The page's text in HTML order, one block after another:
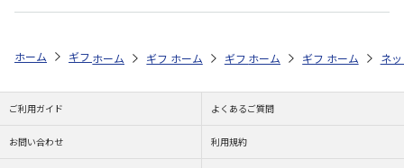
ホーム ギフトストア お中元・夏ギフト特集 2026 お菓子・スイーツ
ホーム ギフトストア お中元・夏ギフト特集 2026
ホーム ギフトストア お中元・夏ギフト
ホーム ギフトストア お
ホーム ネ
ご利用ガイド よくあるご質問
お問い合わせ 利用規約